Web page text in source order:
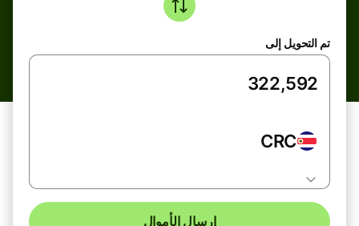
تم التحويل إلى
CRC
إرسال الأموال